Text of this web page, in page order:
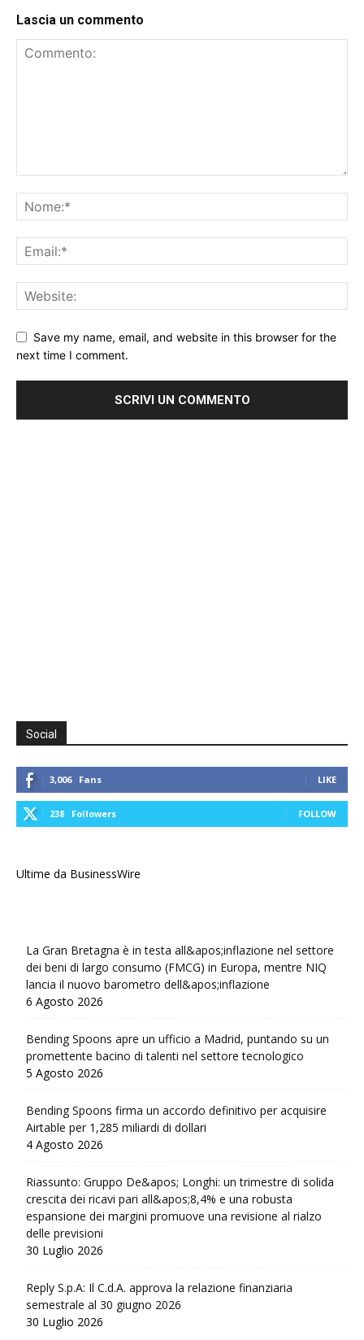
Lascia un commento
Save my name, email, and website in this browser for the
next time I comment.
Social
3,006 Fans LIKE
238 Followers FOLLOW
Ultime da BusinessWire
La Gran Bretagna è in testa all&apos;inflazione nel settore
dei beni di largo consumo (FMCG) in Europa, mentre NIQ
lancia il nuovo barometro dell&apos;inflazione
6 Agosto 2026
Bending Spoons apre un ufficio a Madrid, puntando su un
promettente bacino di talenti nel settore tecnologico
5 Agosto 2026
Bending Spoons firma un accordo definitivo per acquisire
Airtable per 1,285 miliardi di dollari
4 Agosto 2026
Riassunto: Gruppo De&apos; Longhi: un trimestre di solida
crescita dei ricavi pari all&apos;8,4% e una robusta
espansione dei margini promuove una revisione al rialzo
delle previsioni
30 Luglio 2026
Reply S.p.A: Il C.d.A. approva la relazione finanziaria
semestrale al 30 giugno 2026
30 Luglio 2026